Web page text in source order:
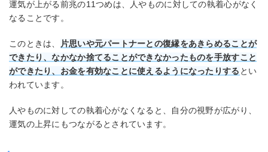
運気が上がる前兆の11つめは、人やものに対しての執着心がなく
なることです。
このときは、
片思いや元パートナーとの復縁をあきらめることが
できたり、なかなか捨てることができなかったものを手放すこと
ができたり、お金を有効なことに使えるようになったりする とい
われています。
人やものに対しての執着心がなくなると、自分の視野が広がり、
運気の上昇にもつながるとされています。